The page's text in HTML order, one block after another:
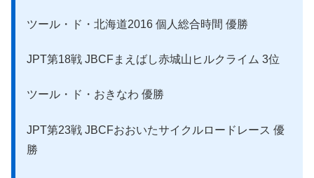
ツール・ド・北海道2016 個人総合時間 優勝
JPT第18戦 JBCFまえばし赤城山ヒルクライム 3位
ツール・ド・おきなわ 優勝
JPT第23戦 JBCFおおいたサイクルロードレース 優
勝